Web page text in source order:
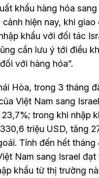
khẩu hàng hóa sang
cảnh hiện nay, khi
khẩu với đối tác
cần lưu ý tới điều
với hàng hóa”.
Hòa, trong 3 tháng
Việt Nam sang
trong khi nhập
triệu USD, tăng
Tính đến hết tháng
Nam sang Israel đạt
khẩu từ thị trường